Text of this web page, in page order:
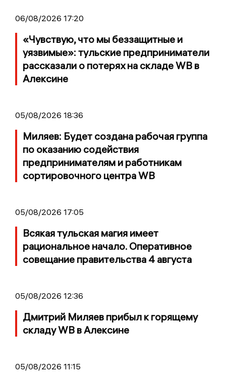
06/08/2026 17:20
«Чувствую, что мы беззащитные и
уязвимые»: тульские предприниматели
рассказали о потерях на складе WB в
Алексине
05/08/2026 18:36
Миляев: Будет создана рабочая группа
по оказанию содействия
предпринимателям и работникам
сортировочного центра WB
05/08/2026 17:05
Всякая тульская магия имеет
рациональное начало. Оперативное
совещание правительства 4 августа
05/08/2026 12:36
Дмитрий Миляев прибыл к горящему
складу WB в Алексине
05/08/2026 11:15